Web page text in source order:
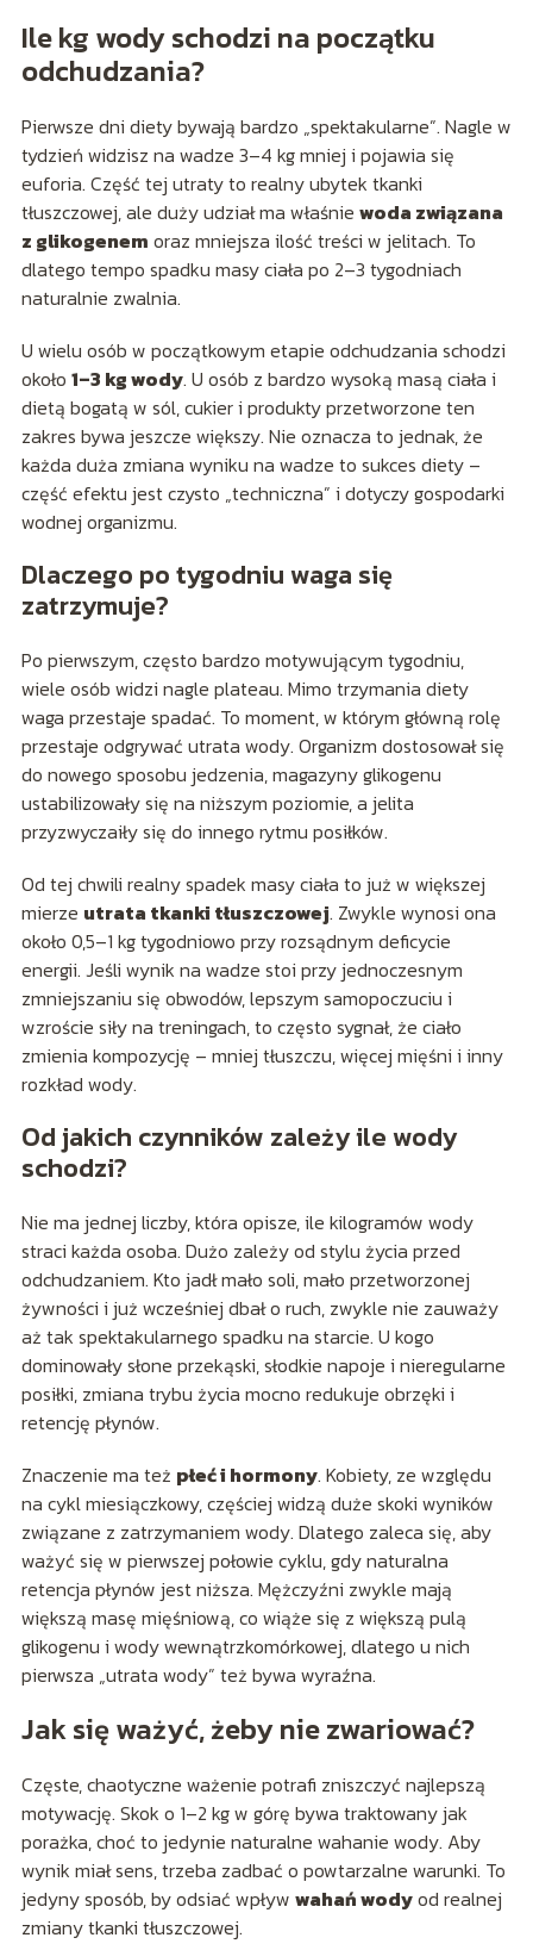
Ile kg wody schodzi na początku
odchudzania?
Pierwsze dni diety bywają bardzo „spektakularne”. Nagle w
tydzień widzisz na wadze 3–4 kg mniej i pojawia się
euforia. Część tej utraty to realny ubytek tkanki
tłuszczowej, ale duży udział ma właśnie woda związana
z glikogenem oraz mniejsza ilość treści w jelitach. To
dlatego tempo spadku masy ciała po 2–3 tygodniach
naturalnie zwalnia.
U wielu osób w początkowym etapie odchudzania schodzi
około 1–3 kg wody. U osób z bardzo wysoką masą ciała i
dietą bogatą w sól, cukier i produkty przetworzone ten
zakres bywa jeszcze większy. Nie oznacza to jednak, że
każda duża zmiana wyniku na wadze to sukces diety –
część efektu jest czysto „techniczna” i dotyczy gospodarki
wodnej organizmu.
Dlaczego po tygodniu waga się
zatrzymuje?
Po pierwszym, często bardzo motywującym tygodniu,
wiele osób widzi nagle plateau. Mimo trzymania diety
waga przestaje spadać. To moment, w którym główną rolę
przestaje odgrywać utrata wody. Organizm dostosował się
do nowego sposobu jedzenia, magazyny glikogenu
ustabilizowały się na niższym poziomie, a jelita
przyzwyczaiły się do innego rytmu posiłków.
Od tej chwili realny spadek masy ciała to już w większej
mierze utrata tkanki tłuszczowej. Zwykle wynosi ona
około 0,5–1 kg tygodniowo przy rozsądnym deficycie
energii. Jeśli wynik na wadze stoi przy jednoczesnym
zmniejszaniu się obwodów, lepszym samopoczuciu i
wzroście siły na treningach, to często sygnał, że ciało
zmienia kompozycję – mniej tłuszczu, więcej mięśni i inny
rozkład wody.
Od jakich czynników zależy ile wody
schodzi?
Nie ma jednej liczby, która opisze, ile kilogramów wody
straci każda osoba. Dużo zależy od stylu życia przed
odchudzaniem. Kto jadł mało soli, mało przetworzonej
żywności i już wcześniej dbał o ruch, zwykle nie zauważy
aż tak spektakularnego spadku na starcie. U kogo
dominowały słone przekąski, słodkie napoje i nieregularne
posiłki, zmiana trybu życia mocno redukuje obrzęki i
retencję płynów.
Znaczenie ma też płeć i hormony. Kobiety, ze względu
na cykl miesiączkowy, częściej widzą duże skoki wyników
związane z zatrzymaniem wody. Dlatego zaleca się, aby
ważyć się w pierwszej połowie cyklu, gdy naturalna
retencja płynów jest niższa. Mężczyźni zwykle mają
większą masę mięśniową, co wiąże się z większą pulą
glikogenu i wody wewnątrzkomórkowej, dlatego u nich
pierwsza „utrata wody” też bywa wyraźna.
Jak się ważyć, żeby nie zwariować?
Częste, chaotyczne ważenie potrafi zniszczyć najlepszą
motywację. Skok o 1–2 kg w górę bywa traktowany jak
porażka, choć to jedynie naturalne wahanie wody. Aby
wynik miał sens, trzeba zadbać o powtarzalne warunki. To
jedyny sposób, by odsiać wpływ wahań wodyod realnej
zmiany tkanki tłuszczowej.